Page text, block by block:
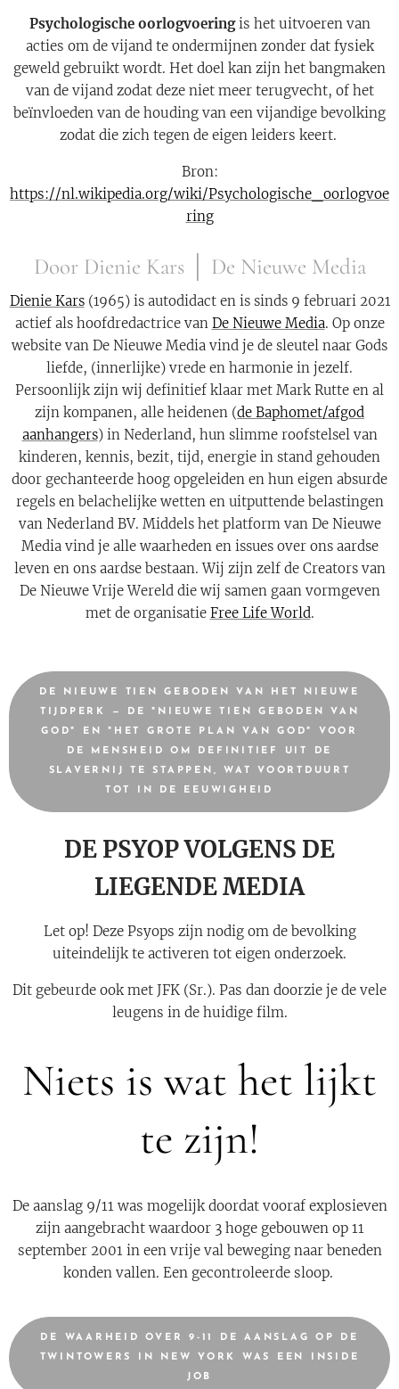
Psychologische oorlogvoeringis het uitvoeren van
acties om de vijand te ondermijnen zonder dat fysiek
geweld gebruikt wordt. Het doel kan zijn het bangmaken
van de vijand zodat deze niet meer terugvecht, of het
beïnvloeden van de houding van een vijandige bevolking
zodat die zich tegen de eigen leiders keert.
Bron:
https://nl.wikipedia.org/wiki/Psychologische_oorlogvoe
ring
Door Dienie Kars │ De Nieuwe Media
Dienie Kars(1965) is autodidact en is sinds 9 februari 2021
actief als hoofdredactrice van De Nieuwe Media. Op onze
website van De Nieuwe Media vind je de sleutel naar Gods
liefde, (innerlijke) vrede en harmonie in jezelf.
Persoonlijk zijn wij definitief klaar met Mark Rutte en al
zijn kompanen, alle heidenen (de Baphomet/afgod
aanhangers) in Nederland, hun slimme roofstelsel van
kinderen, kennis, bezit, tijd, energie in stand gehouden
door gechanteerde hoog opgeleiden en hun eigen absurde
regels en belachelijke wetten en uitputtende belastingen
van Nederland BV. Middels het platform van De Nieuwe
Media vind je alle waarheden en issues over ons aardse
leven en ons aardse bestaan. Wij zijn zelf de Creators van
De Nieuwe Vrije Wereld die wij samen gaan vormgeven
met de organisatie Free Life World.
DE NIEUWE TIEN GEBODEN VAN HET NIEUWE
TIJDPERK — DE "NIEUWE TIEN GEBODEN VAN
GOD" EN "HET GROTE PLAN VAN GOD" VOOR
DE MENSHEID OM DEFINITIEF UIT DE
SLAVERNIJ TE STAPPEN, WAT VOORTDUURT
TOT IN DE EEUWIGHEID 💫
DE PSYOP VOLGENS DE
LIEGENDE MEDIA
Let op! Deze Psyops zijn nodig om de bevolking
uiteindelijk te activeren tot eigen onderzoek.
Dit gebeurde ook met JFK (Sr.). Pas dan doorzie je de vele
leugens in de huidige film.
Niets is wat het lijkt
te zijn!
De aanslag 9/11 was mogelijk doordat vooraf explosieven
zijn aangebracht waardoor 3 hoge gebouwen op 11
september 2001 in een vrije val beweging naar beneden
konden vallen. Een gecontroleerde sloop.
DE WAARHEID OVER 9-11 DE AANSLAG OP DE
TWINTOWERS IN NEW YORK WAS EEN INSIDE
JOB